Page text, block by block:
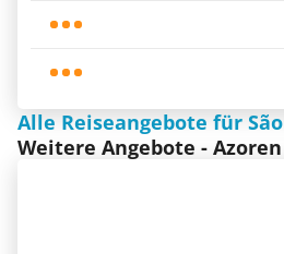
Alle Reiseangebote für
Weitere Angebote - Azoren